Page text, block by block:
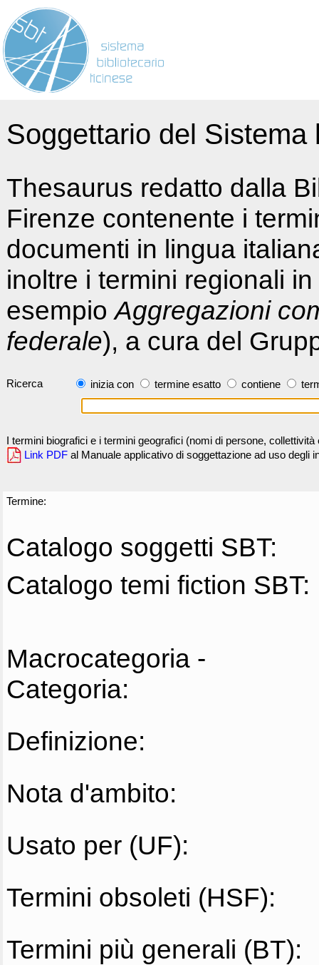
Soggettario del
Thesaurus redatto dalla
Firenze contenente i
documenti in lingua
inoltre i termini regionali
esempioAggregazioni
federale), a cura del
Ricerca inizia con termine esatto contiene
I termini biografici e i termini geografici (nomi di persone,
Link PDF al Manuale applicativo di soggettazione ad uso degli
Termine:
Catalogo soggetti SBT:
Catalogo temi fiction SBT:
Macrocategoria -
Categoria:
Definizione:
Nota d'ambito:
Usato per (UF):
Termini obsoleti (HSF):
Termini più generali (BT):